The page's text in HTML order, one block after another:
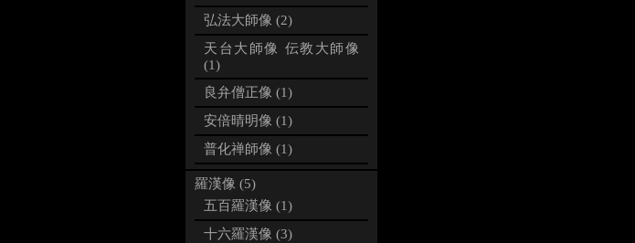
弘法大師像 (2)
天台大師像 伝教大師像
(1)
良弁僧正像 (1)
安倍晴明像 (1)
普化禅師像 (1)
羅漢像 (5)
五百羅漢像 (1)
十六羅漢像 (3)